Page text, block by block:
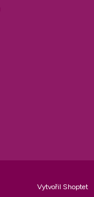
Vytvořil Shoptet